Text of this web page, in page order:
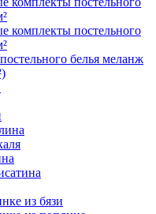
комплекты постельного
белья меланж
из бязи